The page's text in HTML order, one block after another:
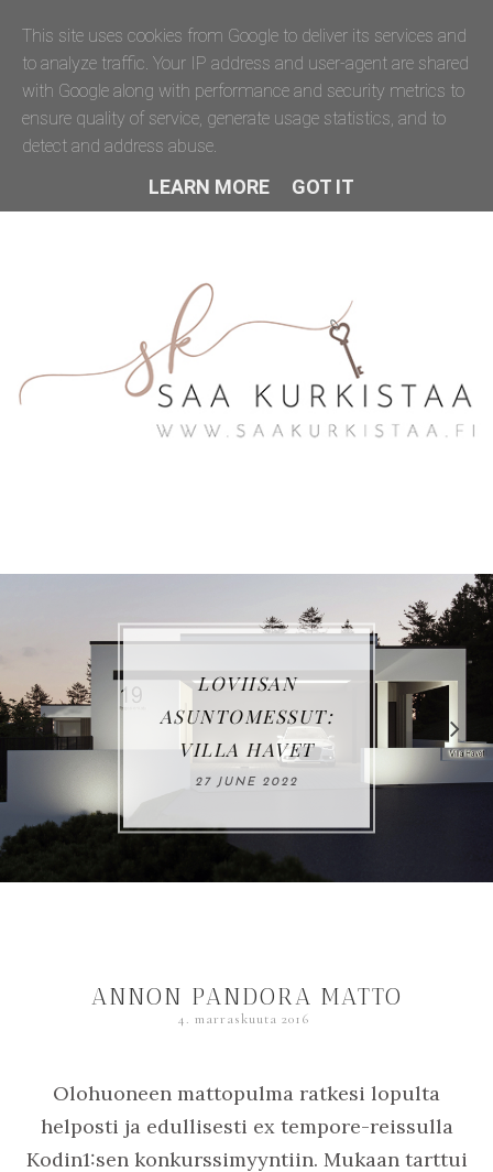
LOVIISAN
ASUNTOMESSUT:
VILLA HAVET
27 JUNE 2022
ANNON PANDORA MATTO
4. marraskuuta 2016
Olohuoneen mattopulma ratkesi lopulta
helposti ja edullisesti ex tempore-reissulla
Kodin1:sen konkurssimyyntiin. Mukaan tarttui
This site uses cookies from Google to deliver its services and
to analyze traffic. Your IP address and user-agent are shared
with Google along with performance and security metrics to
ensure quality of service, generate usage statistics, and to
detect and address abuse.
LEARN MORE GOT IT